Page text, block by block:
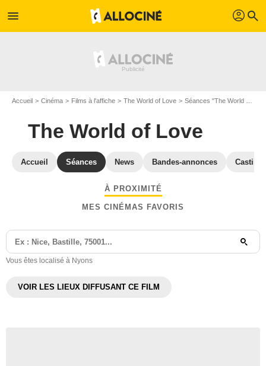
menu profil search
Accueil Cinéma Films à l'affiche The World of Love Séances "The World of Love" Drôme
The World of Love
Accueil Séances News Bandes-annonces Casting
À PROXIMITÉ
MES CINÉMAS FAVORIS
Vous êtes localisé à Nyons
VOIR LES LIEUX DIFFUSANT CE FILM